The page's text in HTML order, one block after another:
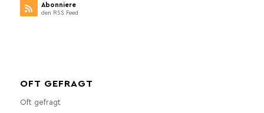
Abonniere
den RSS Feed
OFT GEFRAGT
Oft gefragt